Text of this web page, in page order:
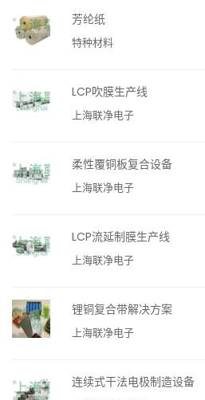
芳纶纸
特种材料
LCP吹膜生产线
上海联净电子
柔性覆铜板复合设备
上海联净电子
LCP流延制膜生产线
上海联净电子
锂铜复合带解决方案
上海联净电子
连续式干法电极制造设备